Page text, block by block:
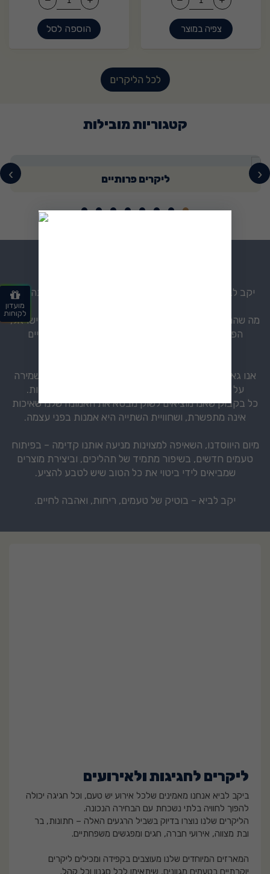
צפיה במוצר הוספה לסל
לכל הליקרים
קטגוריות מובילות
ליקרים פרותיים ‹
›
יקב לביא הוקם מתוך אהבה אמיתית לטבע, לאדמה ולתהליכי
מה שהתחיל כחזון קטן באחד המושבים הפסטורליים של ישראל,
הפך במרוצת השנים לשם נרדף לליקרי בוטיק איכותיים
אנו גאים לייצר ליקרים מחומרי גלם טבעיים בלבד, תוך שמירה
על תהליכי ייצור מסורתיים בשילוב טכנולוגיות מודרניות.
כל בקבוק שאנו מוציאים לשוק מבטא את האמונה שלנו שאיכות
אינה מתפשרת, ושחוויית השתייה היא אמנות בפני עצמה.
מיום היווסדנו, השאיפה למצוינות מניעה אותנו קדימה – בפיתוח
טעמים חדשים, בשיפור מתמיד של תהליכים, וביצירת מוצרים
שמביאים לידי ביטוי את כל הטוב שיש לטבע להציע.
יקב לביא – בוטיק של טעמים, ריחות, ואהבה לחיים.
ליקרים לחגיגות ולאירועים
ביקב לביא אנחנו מאמינים שלכל אירוע יש טעם, וכל חגיגה יכולה
להפוך לחוויה בלתי נשכחת עם הבחירה הנכונה.
הליקרים שלנו נוצרו בדיוק בשביל הרגעים האלה – חתונות, בר
ובת מצווה, אירועי חברה, חגים ומפגשים משפחתיים.
המארזים המיוחדים שלנו מעוצבים בקפידה ומכילים ליקרים
יוקרתיים בטעמים מגוונים, שיתאימו לכל סגנון וכל קהל.
מועדון
לקוחות